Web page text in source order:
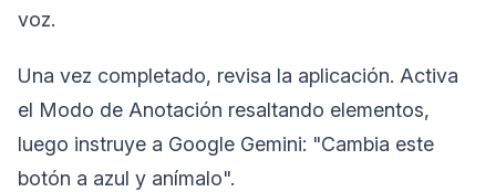
voz.
Una vez completado, revisa la aplicación. Activa
el Modo de Anotación resaltando elementos,
luego instruye a Google Gemini: "Cambia este
botón a azul y anímalo".